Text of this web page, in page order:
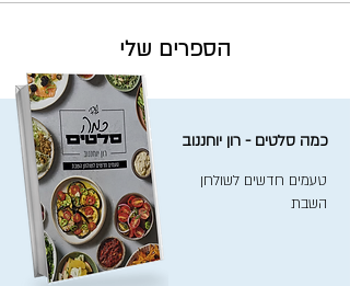
הספרים שלי
כמה סלטים - רון יוחננוב
טעמים חדשים לשולחן
השבת